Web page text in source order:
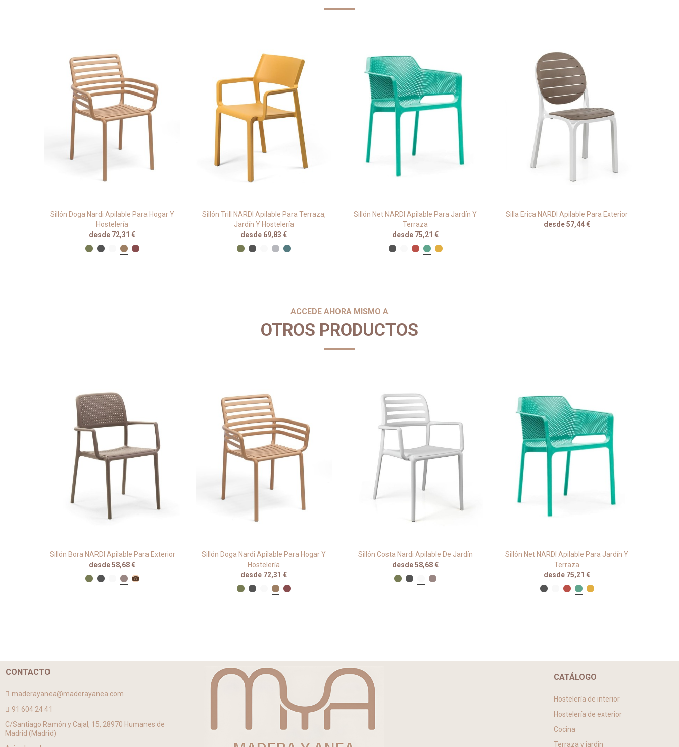
Sillón Doga Nardi Apilable Para Hogar Y
Hostelería
desde 72,31 €
Sillón Trill NARDI Apilable Para Terraza,
Jardín Y Hostelería
desde 69,83 €
Sillón Net NARDI Apilable Para Jardín Y
Terraza
desde 75,21 €
Silla Erica NARDI Apilable Para Exterior
desde 57,44 €
ACCEDE AHORA MISMO A
OTROS PRODUCTOS
Sillón Bora NARDI Apilable Para Exterior
desde 58,68 €
Sillón Doga Nardi Apilable Para Hogar Y
Hostelería
desde 72,31 €
Sillón Costa Nardi Apilable De Jardín
desde 58,68 €
Sillón Net NARDI Apilable Para Jardín Y
Terraza
desde 75,21 €
CONTACTO
maderayanea@maderayanea.com
91 604 24 41
C/Santiago Ramón y Cajal, 15, 28970 Humanes de
Madrid (Madrid)
CATÁLOGO
Hostelería de interior
Hostelería de exterior
Cocina
Terraza y jardin